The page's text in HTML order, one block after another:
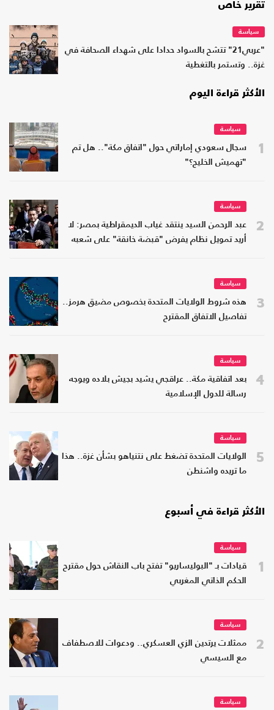
تقرير خاص
سياسة
"عربي21" تتشح بالسواد حدادا على شهداء الصحافة في
غزة.. وتستمر بالتغطية
الأكثر قراءة اليوم
1
سياسة
سجال سعودي إماراتي حول "اتفاق مكة".. هل تم
"تهميش الخليج؟"
2
سياسة
عبد الرحمن السيد ينتقد غياب الديمقراطية بمصر: لا
أريد تمويل نظام يفرض "قبضة خانقة" على شعبه
3
سياسة
هذه شروط الولايات المتحدة بخصوص مضيق هرمز..
تفاصيل الاتفاق المقترح
4
سياسة
بعد اتفاقية مكة.. عراقجي يشيد بجيش بلاده ويوجه
رسالة للدول الإسلامية
5
سياسة
الولايات المتحدة تضغط على نتنياهو بشأن غزة.. هذا
ما تريده واشنطن
الأكثر قراءة في أسبوع
1
سياسة
قيادات بـ "البوليساريو" تفتح باب النقاش حول مقترح
الحكم الذاتي المغربي
2
سياسة
ممثلات يرتدين الزي العسكري.. ودعوات للاصطفاف
مع السيسي
سياسة